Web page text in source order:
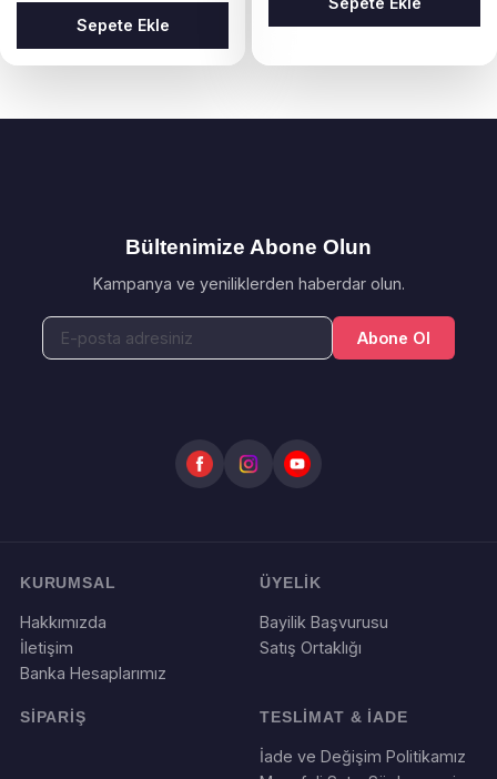
Sepete Ekle
Bültenimize Abone Olun
Kampanya ve yeniliklerden haberdar olun.
Abone Ol
KURUMSAL
Hakkımızda
İletişim
Banka Hesaplarımız
ÜYELİK
Bayilik Başvurusu
Satış Ortaklığı
SİPARİŞ TESLİMAT & İADE
İade ve Değişim Politikamız